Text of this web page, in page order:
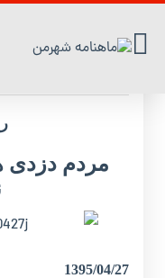
مردم دزدی های
مردم دزدی
1395/04/27